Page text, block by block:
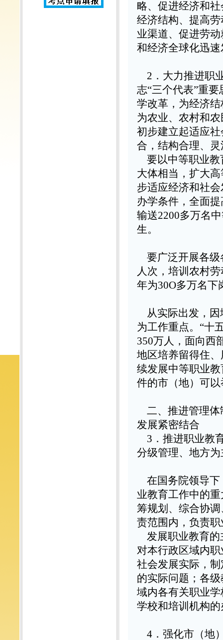
略、促进经济和
经济结构、提高
业渠道、促进劳
和经济全球化迅
2 ．大力推进职
志“三个代表”重要
学改革，为经济
为农业、农村和
初步建立起适应
合，结构合理、
要以中等职业
大体相当，扩大
步适应经济和社
办学条件，全面
输送2200多万名
生。
要广泛开展各
人次，培训农村
年为30O多万名下
从实际出发，
为工作重点。 “十
350万人，面向西
地区培养留得住
续发展中等职业
件的市（地）可
二、推进管理
发展紧密结合
3 ．推进职业教
分级管理、地方
在国务院领导
业教育工作中的
筹规划、综合协
责范围内，负责
发展职业教育
对本行政区域内
社会发展实际，
的实际问题；各
域内各有关职业
学校和培训机构
4 ．强化市（地